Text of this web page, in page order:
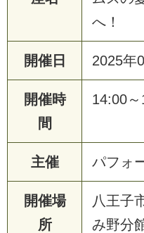
へ！
開催日 2025年
開催時
間
14:00
主催 パフォ
開催場
所
八王子
み野分